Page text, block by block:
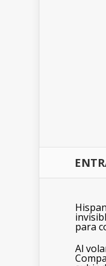
para
Al